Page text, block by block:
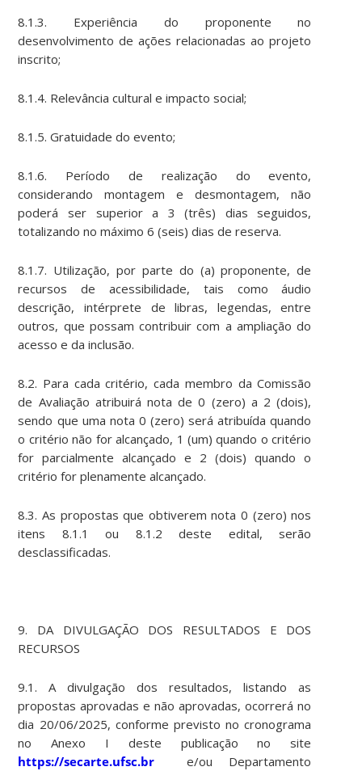
8.1.3. Experiência do proponente no
desenvolvimento de ações relacionadas ao projeto
inscrito;
8.1.4. Relevância cultural e impacto social;
8.1.5. Gratuidade do evento;
8.1.6. Período de realização do evento,
considerando montagem e desmontagem, não
poderá ser superior a 3 (três) dias seguidos,
totalizando no máximo 6 (seis) dias de reserva.
8.1.7. Utilização, por parte do (a) proponente, de
recursos de acessibilidade, tais como áudio
descrição, intérprete de libras, legendas, entre
outros, que possam contribuir com a ampliação do
acesso e da inclusão.
8.2. Para cada critério, cada membro da Comissão
de Avaliação atribuirá nota de 0 (zero) a 2 (dois),
sendo que uma nota 0 (zero) será atribuída quando
o critério não for alcançado, 1 (um) quando o critério
for parcialmente alcançado e 2 (dois) quando o
critério for plenamente alcançado.
8.3. As propostas que obtiverem nota 0 (zero) nos
itens 8.1.1 ou 8.1.2 deste edital, serão
desclassificadas.
9. DA DIVULGAÇÃO DOS RESULTADOS E DOS
RECURSOS
9.1. A divulgação dos resultados, listando as
propostas aprovadas e não aprovadas, ocorrerá no
dia 20/06/2025, conforme previsto no cronograma
no Anexo I deste publicação no site
https://secarte.ufsc.br e/ou Departamento